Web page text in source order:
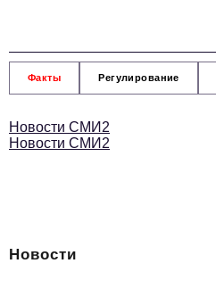
Факты Регулирование
Новости СМИ2
Новости СМИ2
Новости